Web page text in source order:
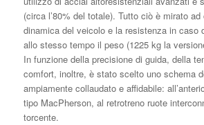
(circa l’80% del totale). Tutto ciò è mirato
dinamica del veicolo e la resistenza in caso
allo stesso tempo il peso (1225 kg la
In funzione della precisione di guida, della
comfort, inoltre, è stato scelto uno schema
ampiamente collaudato e affidabile:
tipo MacPherson, al retrotreno ruote
torcente.